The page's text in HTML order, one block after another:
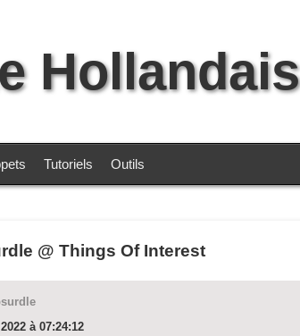
Tutoriels Outils
@ Things Of Interest
à 07:24:12